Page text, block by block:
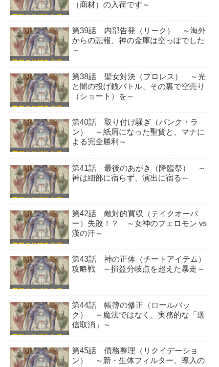
（商材）の入荷です～
第39話 内部告発（リーク） ～海外
からの悲報、神の金庫は空っぽでした
～
第38話 聖女対決（プロレス） ～光
と闇の投げ銭バトル、その裏で空売り
（ショート）を～
第40話 取り付け騒ぎ（バンク・ラ
ン） ～紙屑になった聖貨と、マナに
よる完全勝利～
第41話 最後のあがき（降臨祭） ～
神は細部に宿らず、演出に宿る～
第42話 敵対的買収（テイクオーバ
ー）失敗！？ ～女神のフェロモン vs
漢の汗～
第43話 神の正体（チートアイテム）
攻略戦 ～損益分岐点を超えた暴走～
第44話 帳簿の修正（ロールバッ
ク） ～魔法ではなく、実務的な「送
信取消」～
第45話 債務整理（リクイデーショ
ン） ～新・生体フィルター、導入の